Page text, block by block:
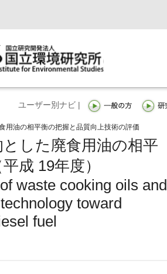
ユーザー別ナビ |
用油の相平衡の把握と品質向上技術の評価
した廃食用油の相平
成 19年度）
waste cooking oils and
toward
fuel